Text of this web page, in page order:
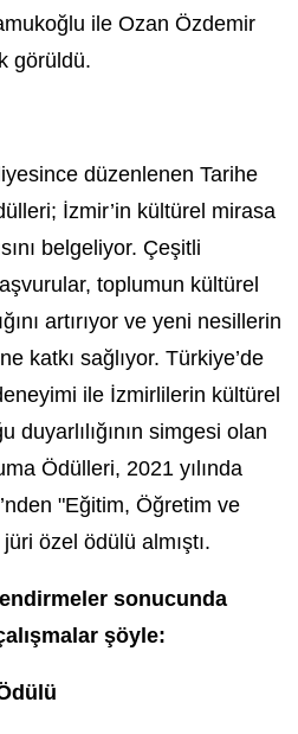
ile Ozan Özdemir
görüldü.
düzenlenen Tarihe
İzmir’in kültürel mirasa
belgeliyor. Çeşitli
toplumun kültürel
artırıyor ve yeni nesillerin
katkı sağlıyor. Türkiye’de
ile İzmirlilerin kültürel
duyarlılığının simgesi olan
Ödülleri, 2021 yılında
"Eğitim, Öğretim ve
özel ödülü almıştı.
sonucunda
şöyle: